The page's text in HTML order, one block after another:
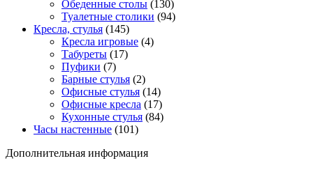
Обеденные столы (130)
Туалетные столики (94)
Кресла, стулья (145)
Кресла игровые (4)
Табуреты (17)
Пуфики (7)
Барные стулья (2)
Офисные стулья (14)
Офисные кресла (17)
Кухонные стулья (84)
Часы настенные (101)
Дополнительная информация